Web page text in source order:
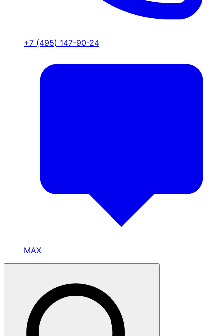
+7 (495) 147-90-24
MAX